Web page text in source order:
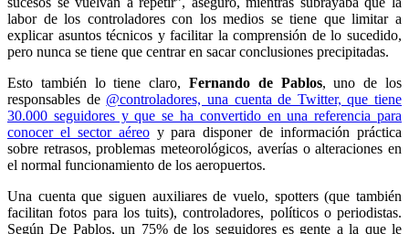
labor de los controladores con los medios se tiene que limitar a
explicar asuntos técnicos y facilitar la comprensión de lo sucedido,
pero nunca se tiene que centrar en sacar conclusiones precipitadas.
Esto también lo tiene claro, Fernando de Pablos, uno de los
responsables de @controladores, una cuenta de Twitter, que tiene
30.000 seguidores y que se ha convertido en una referencia para
conocer el sector aéreoy para disponer de información práctica
sobre retrasos, problemas meteorológicos, averías o alteraciones en
el normal funcionamiento de los aeropuertos.
Una cuenta que siguen auxiliares de vuelo, spotters (que también
facilitan fotos para los tuits), controladores, políticos o periodistas.
Según De Pablos, un 75% de los seguidores es gente a la que le